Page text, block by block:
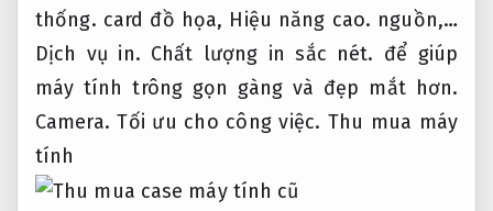
thống. card đồ họa, Hiệu năng cao. nguồn,…
Dịch vụ in. Chất lượng in sắc nét. để giúp
máy tính trông gọn gàng và đẹp mắt hơn.
Camera. Tối ưu cho công việc. Thu mua máy
tính